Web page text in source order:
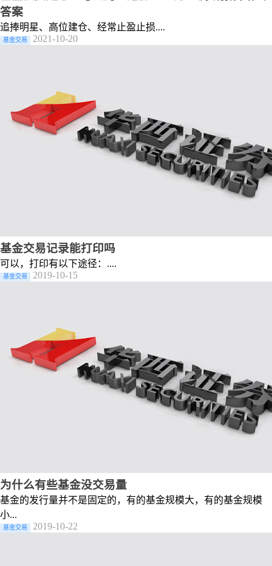
答案
追捧明星、高位建仓、经常止盈止损....
基金交易 2021-10-20
基金交易记录能打印吗
可以，打印有以下途径：....
基金交易 2019-10-15
为什么有些基金没交易量
基金的发行量并不是固定的，有的基金规模大，有的基金规模
小...
基金交易 2019-10-22